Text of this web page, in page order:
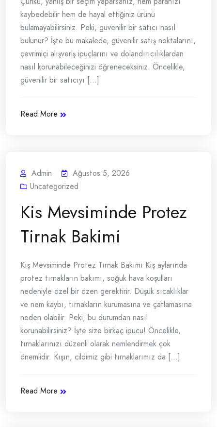
kaybedebilir hem de hayal ettiğiniz ürünü
bulamayabilirsiniz. Peki, güvenilir bir satıcı nasıl
bulunur? İşte bu makalede, güvenilir satış noktalarını,
çevrimiçi alışveriş ipuçlarını ve dolandırıcılıklardan
nasıl korunabileceğinizi öğreneceksiniz. Öncelikle,
güvenilir bir satıcıyı [...]
Read More
Admin
Ağustos 5, 2026
Uncategorized
Kis Mevsiminde Protez
Tirnak Bakimi
Kış Mevsiminde Protez Tırnak Bakımı Kış aylarında
protez tırnakların bakımı, soğuk hava koşulları
nedeniyle özel bir özen gerektirir. Düşük sıcaklıklar
ve nem kaybı, tırnakların kurumasına ve çatlamasına
neden olabilir. Peki, bu durumdan nasıl
korunabilirsiniz? İşte size birkaç ipucu! Öncelikle,
tırnaklarınızı düzenli olarak nemlendirmek çok
önemlidir. Kışın, cildimiz gibi tırnaklarımız da [...]
Read More